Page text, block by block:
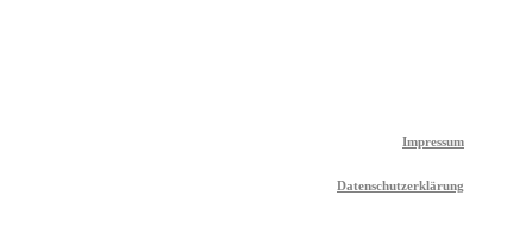
Impressum
Datenschutzerklärung